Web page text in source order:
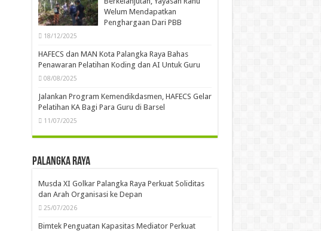
Welum Mendapatkan
Penghargaan Dari PBB
18/12/2025
HAFECS dan MAN Kota Palangka Raya Bahas
Penawaran Pelatihan Koding dan AI Untuk Guru
08/08/2025
Jalankan Program Kemendikdasmen, HAFECS Gelar
Pelatihan KA Bagi Para Guru di Barsel
11/07/2025
Palangka Raya
Musda XI Golkar Palangka Raya Perkuat Soliditas
dan Arah Organisasi ke Depan
25/07/2026
Bimtek Penguatan Kapasitas Mediator Perkuat